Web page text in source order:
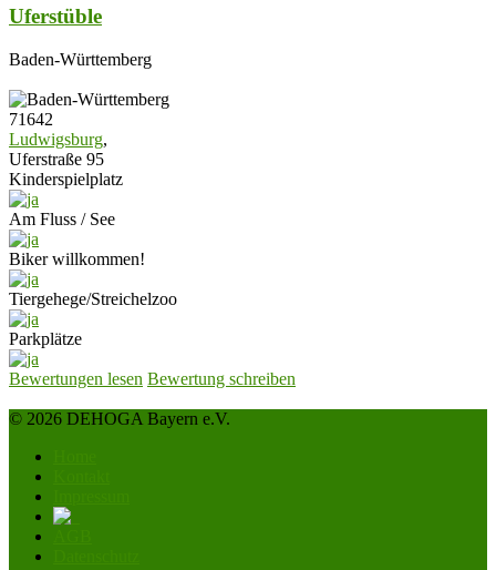
Uferstüble
Baden-Württemberg
71642
Ludwigsburg,
Uferstraße 95
Kinderspielplatz
Am Fluss / See
Biker willkommen!
Tiergehege/Streichelzoo
Parkplätze
Bewertungen lesen Bewertung schreiben
© 2026 DEHOGA Bayern e.V.